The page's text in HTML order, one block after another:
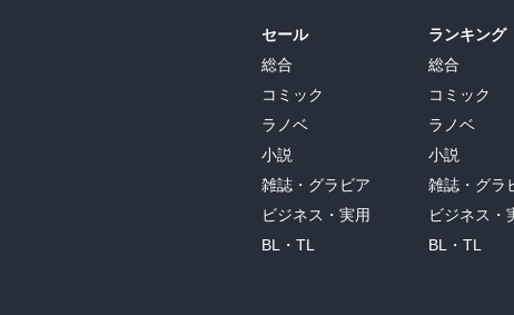
セール
総合
コミック
ラノベ
小説
雑誌・グラビア
ビジネス・実用
BL・TL
ランキング
総合
コミック
ラノベ
小説
雑誌・グラ
ビジネス・
BL・TL